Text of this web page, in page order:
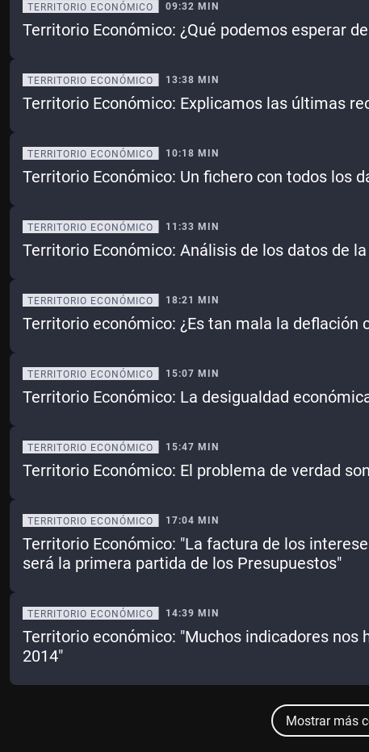
Sep Oct Nov Dic
TERRITORIO ECONÓMICO 09:32 MIN
Territorio Económico: ¿Qué podemos esperar
TERRITORIO ECONÓMICO 13:38 MIN
Territorio Económico: Explicamos las últimas
TERRITORIO ECONÓMICO 10:18 MIN
Territorio Económico: Un fichero con todos los
TERRITORIO ECONÓMICO 11:33 MIN
Territorio Económico: Análisis de los datos de la
TERRITORIO ECONÓMICO 18:21 MIN
Territorio económico: ¿Es tan mala la deflación
TERRITORIO ECONÓMICO 15:07 MIN
Territorio Económico: La desigualdad
TERRITORIO ECONÓMICO 15:47 MIN
Territorio Económico: El problema de verdad
TERRITORIO ECONÓMICO 17:04 MIN
Territorio Económico: "La factura de los
será la primera partida de los Presupuestos"
TERRITORIO ECONÓMICO 14:39 MIN
Territorio económico: "Muchos indicadores nos
2014"
Mostrar más